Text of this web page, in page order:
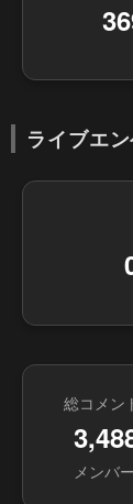
ライブエ
総コメン
メンバ